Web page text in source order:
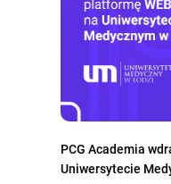
PCG Academia
Uniwersytecie